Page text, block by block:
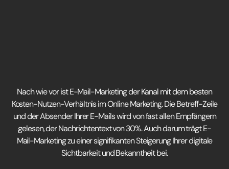
Nach wie vor ist E-Mail-Marketing der Kanal mit dem besten
Kosten-Nutzen-Verhältnis im Online Marketing. Die Betreff-Zeile
und der Absender Ihrer E-Mails wird von fast allen Empfängern
gelesen, der Nachrichtentext von 30%. Auch darum trägt E-
Mail-Marketing zu einer signifikanten Steigerung Ihrer digitale
Sichtbarkeit und Bekanntheit bei.